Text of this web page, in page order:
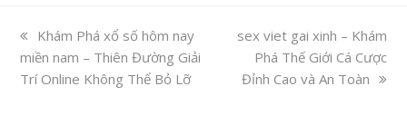
previous
post:
Khám Phá xổ số hôm nay
miền nam – Thiên Đường Giải
Trí Online Không Thể Bỏ Lỡ
next
post:
sex viet gai xinh – Khám
Phá Thế Giới Cá Cược
Đỉnh Cao và An Toàn